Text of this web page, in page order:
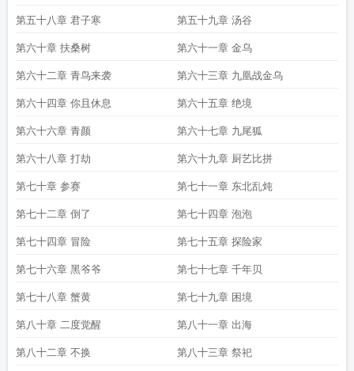
第五十八章 君子寒 第五十九章 汤谷
第六十章 扶桑树 第六十一章 金乌
第六十二章 青鸟来袭 第六十三章 九凰战金乌
第六十四章 你且休息 第六十五章 绝境
第六十六章 青颜 第六十七章 九尾狐
第六十八章 打劫 第六十九章 厨艺比拼
第七十章 参赛 第七十一章 东北乱炖
第七十二章 倒了 第七十四章 泡泡
第七十四章 冒险 第七十五章 探险家
第七十六章 黑爷爷 第七十七章 千年贝
第七十八章 蟹黄 第七十九章 困境
第八十章 二度觉醒 第八十一章 出海
第八十二章 不换 第八十三章 祭祀